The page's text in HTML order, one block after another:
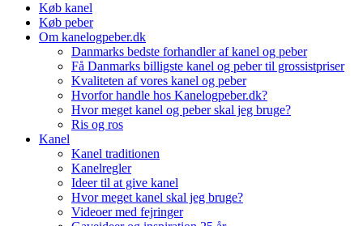
Køb kanel
Køb peber
Om kanelogpeber.dk
Danmarks bedste forhandler af kanel og peber
Få Danmarks billigste kanel og peber til grossistpriser
Kvaliteten af vores kanel og peber
Hvorfor handle hos Kanelogpeber.dk?
Hvor meget kanel og peber skal jeg bruge?
Ris og ros
Kanel
Kanel traditionen
Kanelregler
Ideer til at give kanel
Hvor meget kanel skal jeg bruge?
Videoer med fejringer